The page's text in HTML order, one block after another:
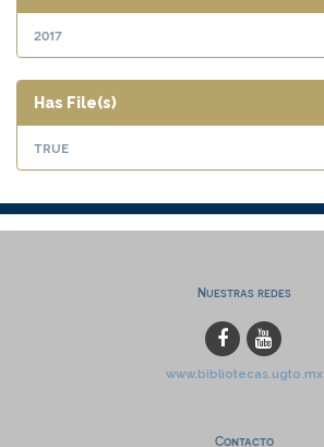
2017
Has File(s)
true
Nuestras redes
www.bibliotecas.ugto.mx
Contacto